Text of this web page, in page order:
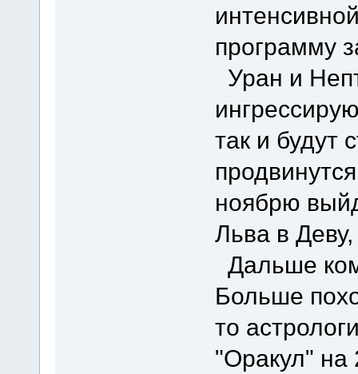
программу
Уран и
так и будут
ноябрю
Льва в
Дальше
Больше
то
"Оракул" на